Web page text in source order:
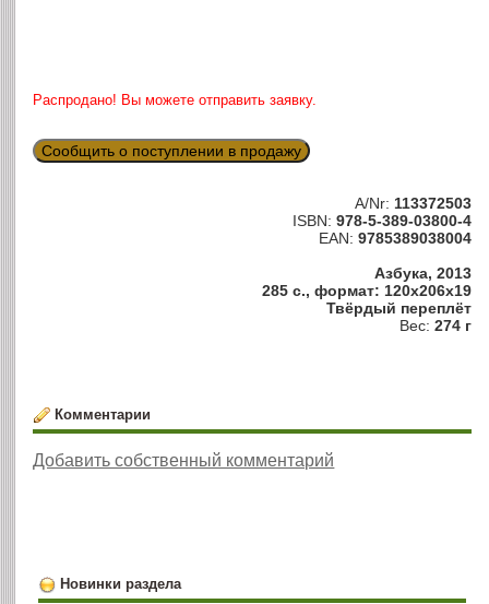
Распродано! Вы можете отправить заявку.
Сообщить о поступлении в продажу
A/Nr: 113372503
ISBN: 978-5-389-03800-4
EAN: 9785389038004
Азбука, 2013
285 с., формат: 120x206x19
Твёрдый переплёт
Вес: 274 г
Комментарии
Добавить собственный комментарий
Новинки раздела